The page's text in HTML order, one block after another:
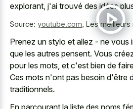
explorant, j'ai trouvé des idées
Source: youtube.com Les meilleurs
Prenez un stylo et allez - ne vous
que les autres pensent. Vous
pour les mots, et c'est bien de
Ces mots n'ont pas besoin d'être
traditionnels.